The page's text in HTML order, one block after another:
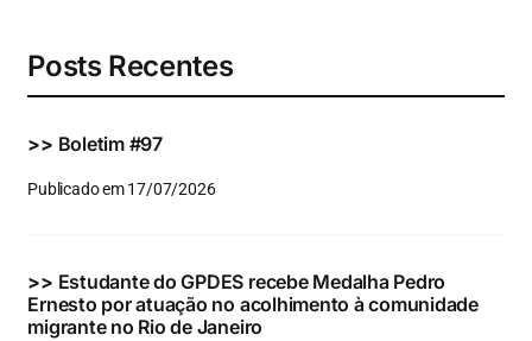
Posts Recentes
>> Boletim #97
Publicado em 17/07/2026
>> Estudante do GPDES recebe Medalha Pedro
Ernesto por atuação no acolhimento à comunidade
migrante no Rio de Janeiro